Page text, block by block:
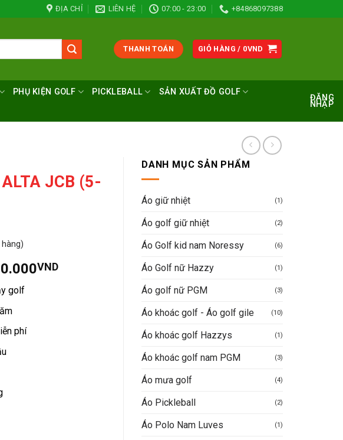
ĐỊA CHỈ LIÊN HỆ 07:00 - 23:00 +84868097388
THANH TOÁN GIỎ HÀNG / 0VND
PHỤ KIỆN GOLF PICKLEBALL SẢN XUẤT ĐỒ GOLF
ĐĂNG
NHẬP
DANH MỤC SẢN PHẨM
Áo giữ nhiệt (1)
Áo golf giữ nhiệt (2)
Áo Golf kid nam Noressy (6)
Áo Golf nữ Hazzy (1)
Áo golf nữ PGM (3)
Áo khoác golf - Áo golf gile (10)
Áo khoác golf Hazzys (1)
Áo khoác golf nam PGM (3)
Áo mưa golf (4)
Áo Pickleball (2)
Áo Polo Nam Luves (1)
JCB (5-
VNDGiá
golf
phí